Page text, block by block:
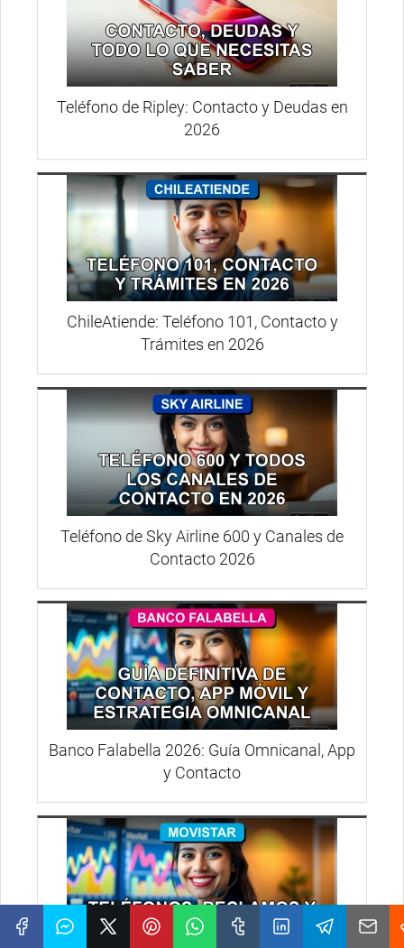
Teléfono de Ripley: Contacto y Deudas en
2026
ChileAtiende: Teléfono 101, Contacto y
Trámites en 2026
Teléfono de Sky Airline 600 y Canales de
Contacto 2026
Banco Falabella 2026: Guía Omnicanal, App
y Contacto